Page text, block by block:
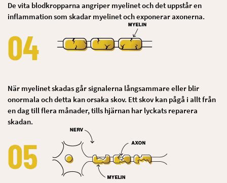
De vita blodkropparna angriper myelinet och det uppstår en
inflammation som skadar myelinet och exponerar axonerna.
När myelinet skadas går signalerna långsammare eller blir
onormala och detta kan orsaka skov. Ett skov kan pågå i allt från
en dag till flera månader, tills hjärnan har lyckats reparera
skadan.